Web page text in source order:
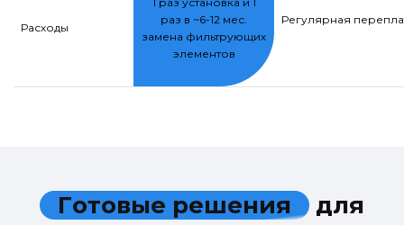
Расходы
раз в ~6-12 мес.
замена фильтрующих
элементов
Регулярная
Готовые решения для